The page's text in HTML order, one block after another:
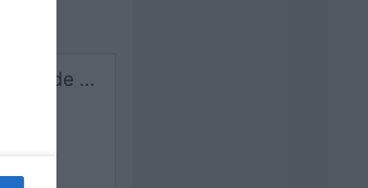
Bilka. Buna ziua Am și eu o întrebare.O firma mi a înlocuit țigla cu tabla de pe acoperis.Nu au dat decit țigla jos raminind șipcile vechi peste care au bătut altele noi,peste care au pus o folie de